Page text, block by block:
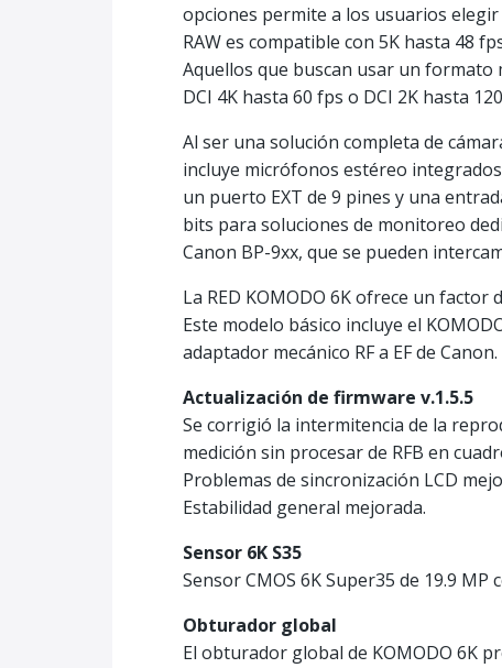
opciones permite a los usuarios elegir
RAW es compatible con 5K hasta 48
Aquellos que buscan usar un formato
DCI 4K hasta 60 fps o DCI 2K hasta
Al ser una solución completa de
incluye micrófonos estéreo
un puerto EXT de 9 pines y una
bits para soluciones de monitoreo
Canon BP-9xx, que se pueden
La RED KOMODO 6K ofrece un
Este modelo básico incluye el
adaptador mecánico RF a EF de Canon.
Actualización de firmware v.1.5.5
Se corrigió la intermitencia de la
medición sin procesar de RFB en
Problemas de sincronización LCD
Estabilidad general mejorada.
Sensor 6K S35
Sensor CMOS 6K Super35 de 19.9
Obturador global
El obturador global de KOMODO 6K